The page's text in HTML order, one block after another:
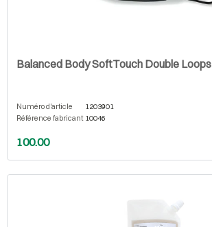
Balanced Body SoftTouch Double
Numéro d'article
1203901
Référence fabricant 10046
100.00